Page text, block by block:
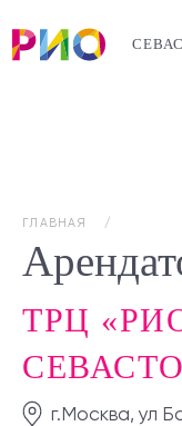
ГЛАВНАЯ
ТРЦ
г.Москва, ул